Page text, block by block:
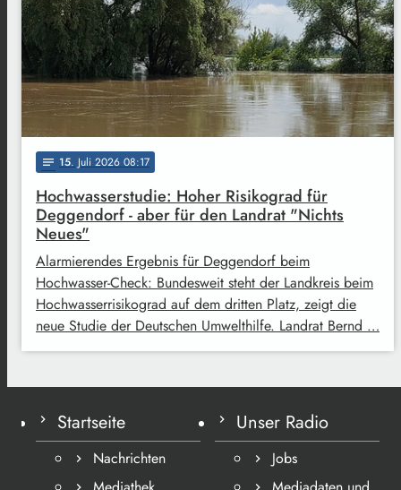
notes 15. Juli 2026 08:17
Hochwasserstudie: Hoher Risikograd für
Deggendorf - aber für den Landrat "Nichts
Neues"
Alarmierendes Ergebnis für Deggendorf beim
Hochwasser-Check: Bundesweit steht der Landkreis beim
Hochwasserrisikograd auf dem dritten Platz, zeigt die
neue Studie der Deutschen Umwelthilfe. Landrat Bernd …
Startseite
Nachrichten
Unser Radio
Jobs